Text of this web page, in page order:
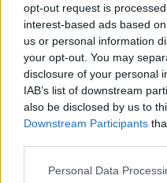
opt-out request is
interest-based ads based
us or personal information
your opt-out. You may
disclosure of your personal
IAB’s list of downstream
also be disclosed by us to
Downstream Participants
Please note that this
Personal Data
Προσθέστε
Περιθώριο ενός
Υπουργείο Εθνικής
Οικονομικώνστους
τηνπαραχώρηση
αιγιαλού ή
σεζόν.